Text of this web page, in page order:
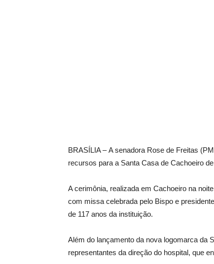
BRASÍLIA – A senadora Rose de Freitas
recursos para a Santa Casa de Cachoeiro
A cerimônia, realizada em Cachoeiro na
com missa celebrada pelo Bispo e
de 117 anos da instituição.
Além do lançamento da nova logomarca da
representantes da direção do hospital, que